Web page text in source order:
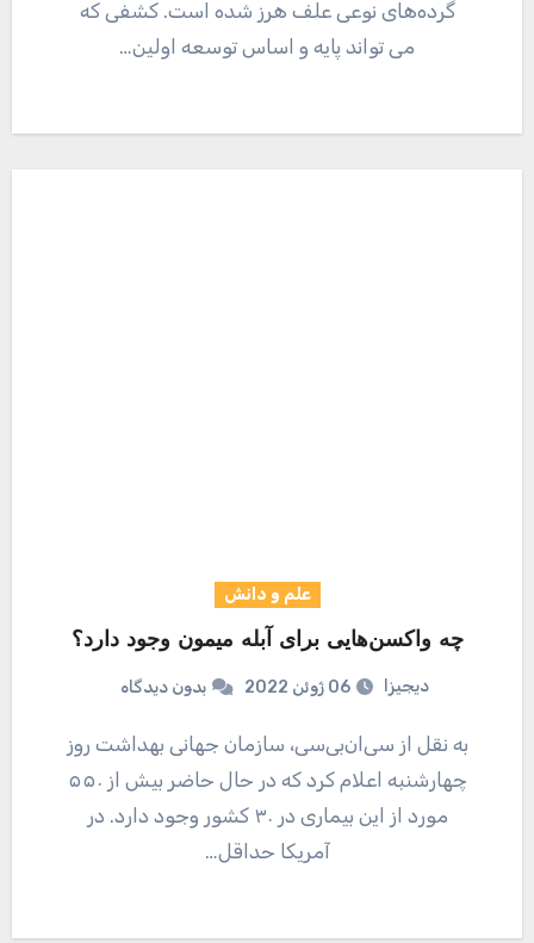
گرده‌های نوعی علف هرز شده است. کشفی که
می تواند پایه و اساس توسعه اولین…
علم و دانش
چه واکسن‌هایی برای آبله میمون وجود دارد؟
دیجیزا 06 ژوئن 2022 بدون دیدگاه
به نقل از سی‌ان‌بی‌سی، سازمان جهانی بهداشت روز
چهارشنبه اعلام کرد که در حال حاضر بیش از ۵۵۰
مورد از این بیماری در ۳۰ کشور وجود دارد. در
آمریکا حداقل…